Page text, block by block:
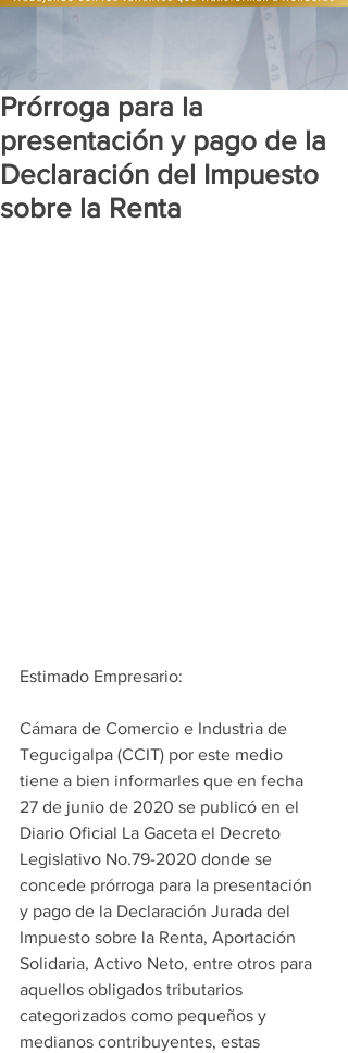
Prórroga para la
presentación y pago de la
Declaración del Impuesto
sobre la Renta
Estimado Empresario:
Cámara de Comercio e Industria de
Tegucigalpa (CCIT) por este medio
tiene a bien informarles que en fecha
27 de junio de 2020 se publicó en el
Diario Oficial La Gaceta el Decreto
Legislativo No.79-2020 donde se
concede prórroga para la presentación
y pago de la Declaración Jurada del
Impuesto sobre la Renta, Aportación
Solidaria, Activo Neto, entre otros para
aquellos obligados tributarios
categorizados como pequeños y
medianos contribuyentes, estas